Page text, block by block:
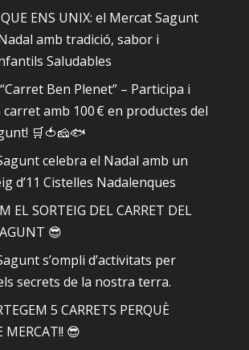
ENS UNIX: el Mercat Sagunt
amb tradició, sabor i
Saludables
Ben Plenet” – Participa i
amb 100 € en productes del
🛒🍅🧀🐟
celebra el Nadal amb un
d’11 Cistelles Nadalenques
EL SORTEIG DEL CARRET DEL
😎
s’ompli d’activitats per
secrets de la nostra terra.
5 CARRETS PERQUÈ
MERCAT!! 😎